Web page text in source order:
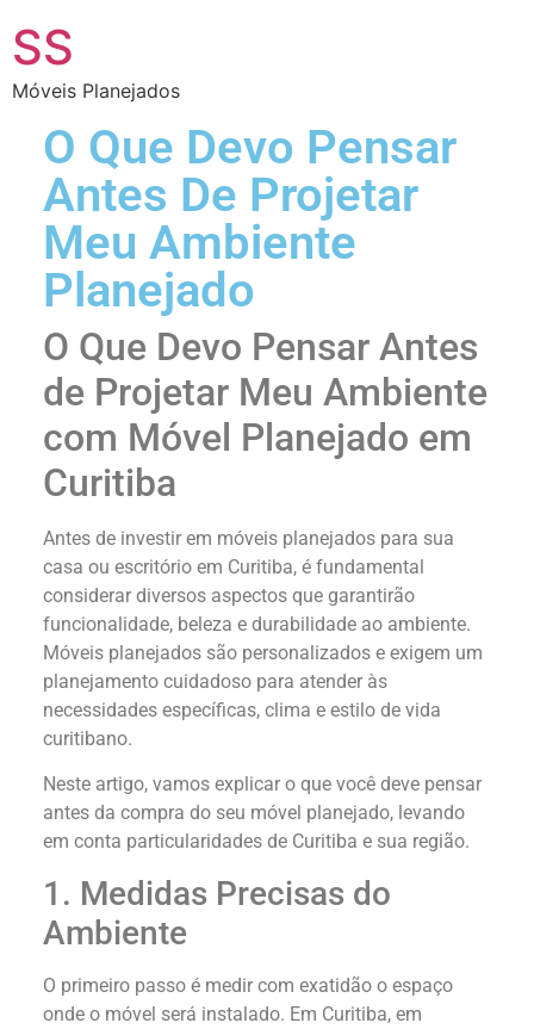
SS
Móveis Planejados
O Que Devo Pensar
Antes De Projetar
Meu Ambiente
Planejado
O Que Devo Pensar Antes
de Projetar Meu Ambiente
com Móvel Planejado em
Curitiba
Antes de investir em móveis planejados para sua
casa ou escritório em Curitiba, é fundamental
considerar diversos aspectos que garantirão
funcionalidade, beleza e durabilidade ao ambiente.
Móveis planejados são personalizados e exigem um
planejamento cuidadoso para atender às
necessidades específicas, clima e estilo de vida
curitibano.
Neste artigo, vamos explicar o que você deve pensar
antes da compra do seu móvel planejado, levando
em conta particularidades de Curitiba e sua região.
1. Medidas Precisas do
Ambiente
O primeiro passo é medir com exatidão o espaço
onde o móvel será instalado. Em Curitiba, em